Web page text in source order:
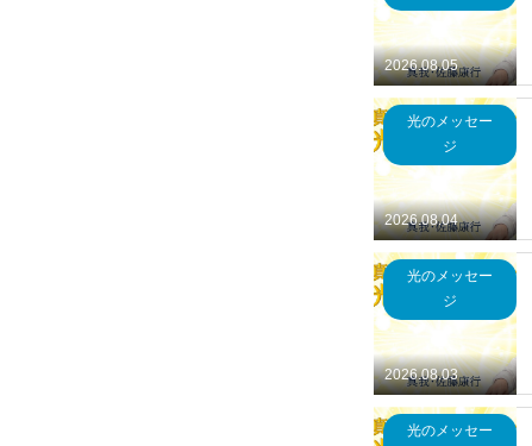
2026.08.05
2026.08.04
光のメッセー
ジ
2026.08.03
光のメッセー
ジ
光のメッセー